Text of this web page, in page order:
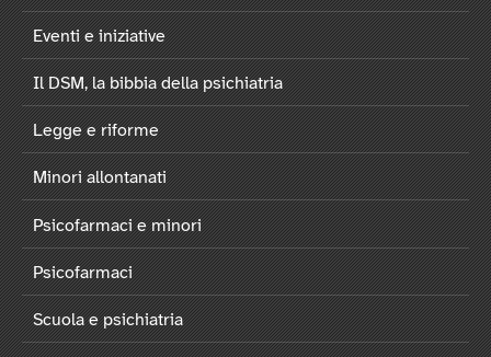
Eventi e iniziative
Il DSM, la bibbia della psichiatria
Legge e riforme
Minori allontanati
Psicofarmaci e minori
Psicofarmaci
Scuola e psichiatria